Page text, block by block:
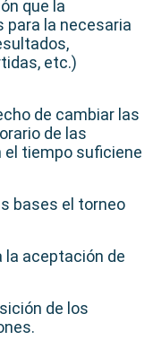
que la
para la necesaria
etc.)
de cambiar las
de las
el tiempo suficiene
bases el torneo
la aceptación de
de los